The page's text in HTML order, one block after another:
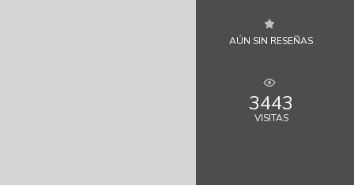
AÚN SIN RESEÑAS
3443
VISITAS